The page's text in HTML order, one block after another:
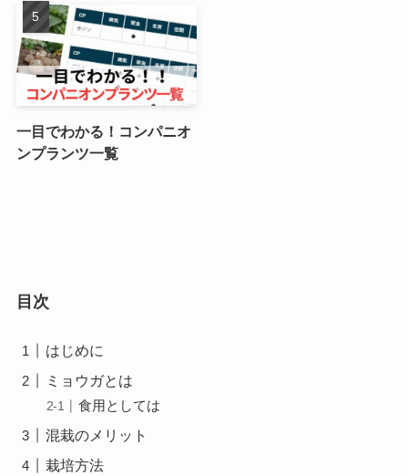
一目でわかる！コンパニオ
ンプランツ一覧
目次
はじめに
ミョウガとは
食用としては
混栽のメリット
栽培方法